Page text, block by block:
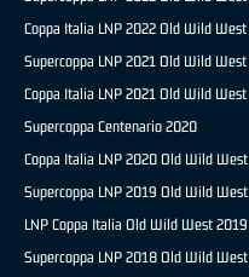
Coppa Italia LNP 2022 Old Wild West
Supercoppa LNP 2021 Old Wild West
Coppa Italia LNP 2021 Old Wild West
Supercoppa Centenario 2020
Coppa Italia LNP 2020 Old Wild West
Supercoppa LNP 2019 Old Wild West
LNP Coppa Italia Old Wild West 2019
Supercoppa LNP 2018 Old Wild West